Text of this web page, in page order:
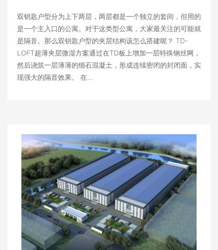
双钥匙户型分为上下两层，两层都是一个独立的套间，但用的
是一个主入口的公寓。对于这类型公寓，大家最关注的可能就
是隔音。那么双钥匙户型的夹层结构该怎么搭建呢？ TD-
LOFT超薄夹层微湿方案通过在TD板上增加一层特殊钢丝网，
然后浇筑一层薄薄的细石混凝土，形成连续密闭的封闭面，实
现强大的隔音效果。 在...